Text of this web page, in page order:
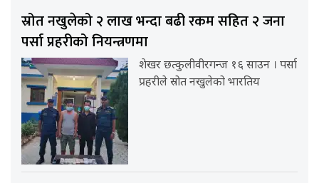
स्रोत नखुलेको २ लाख भन्दा बढी रकम सहित २ जना
पर्सा प्रहरीको नियन्त्रणमा
शेखर छत्कुलीवीरगन्ज १६ साउन । पर्सा
प्रहरीले स्रोत नखुलेको भारतिय